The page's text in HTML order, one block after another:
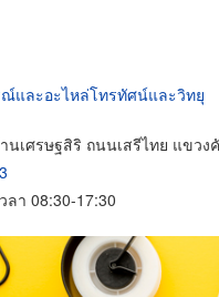
และอะไหล่โทรทัศน์และวิทยุ
นเศรษฐสิริ ถนนเสรีไทย แขว
ลา 08:30-17:30